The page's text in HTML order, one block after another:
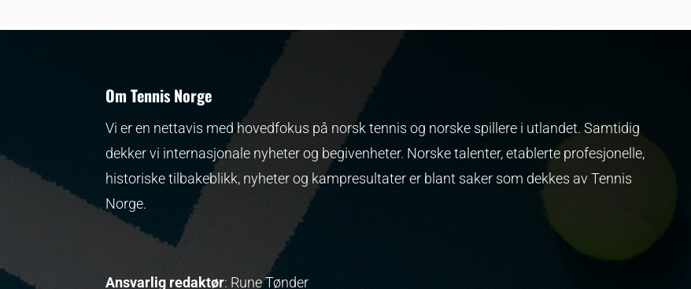
Om Tennis Norge
Vi er en nettavis med hovedfokus på norsk tennis og norske spillere i utlandet. Samtidig
dekker vi internasjonale nyheter og begivenheter. Norske talenter, etablerte profesjonelle,
historiske tilbakeblikk, nyheter og kampresultater er blant saker som dekkes av Tennis
Norge.
Ansvarlig redaktør: Rune Tønder